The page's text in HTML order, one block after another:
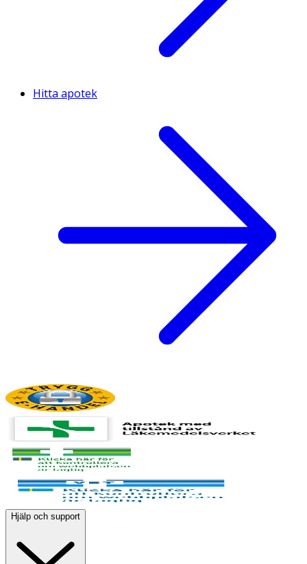
Hitta apotek
Hjälp och support